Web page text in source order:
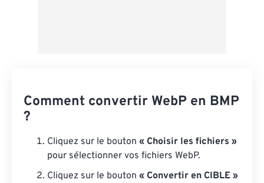
Comment convertir WebP en BMP
?
Cliquez sur le bouton « Choisir les fichiers »
pour sélectionner vos fichiers WebP.
Cliquez sur le bouton « Convertir en CIBLE »